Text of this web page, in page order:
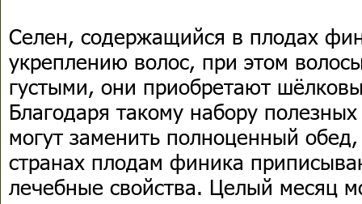
Селен, содержащийся в плодах
укреплению волос, при этом
густыми, они приобретают
Благодаря такому набору
могут заменить полноценный
странах плодам финика
лечебные свойства. Целый месяц